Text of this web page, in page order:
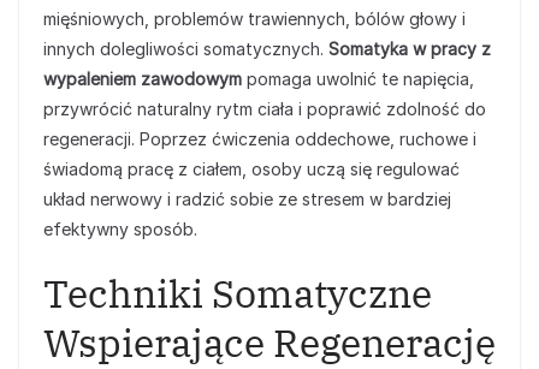
mięśniowych, problemów trawiennych, bólów głowy i
innych dolegliwości somatycznych. Somatyka w pracy z
wypaleniem zawodowym pomaga uwolnić te napięcia,
przywrócić naturalny rytm ciała i poprawić zdolność do
regeneracji. Poprzez ćwiczenia oddechowe, ruchowe i
świadomą pracę z ciałem, osoby uczą się regulować
układ nerwowy i radzić sobie ze stresem w bardziej
efektywny sposób.
Techniki Somatyczne
Wspierające Regenerację